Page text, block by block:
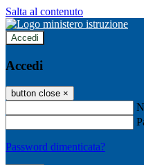
Salta al contenuto
Accedi
Accedi
button close ×
Password dimenticata?